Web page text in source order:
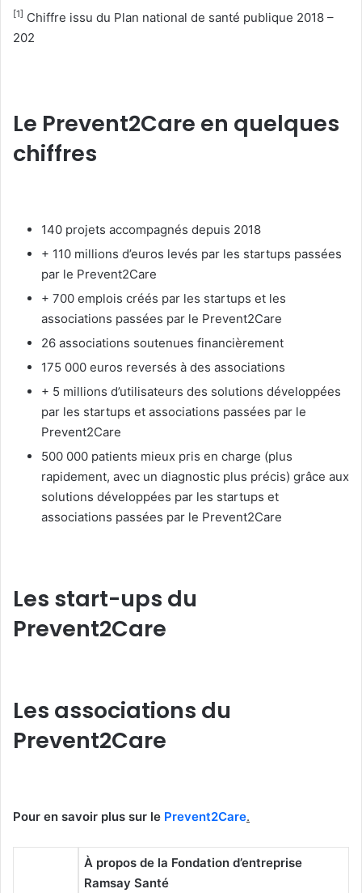
[1] Chiffre issu du Plan national de santé publique 2018 –
202
Le Prevent2Care en quelques
chiffres
140 projets accompagnés depuis 2018
+ 110 millions d’euros levés par les startups passées
par le Prevent2Care
+ 700 emplois créés par les startups et les
associations passées par le Prevent2Care
26 associations soutenues financièrement
175 000 euros reversés à des associations
+ 5 millions d’utilisateurs des solutions développées
par les startups et associations passées par le
Prevent2Care
500 000 patients mieux pris en charge (plus
rapidement, avec un diagnostic plus précis) grâce aux
solutions développées par les startups et
associations passées par le Prevent2Care
Les start-ups du
Prevent2Care
Les associations du
Prevent2Care
Pour en savoir plus sur le Prevent2Care.
À propos de la Fondation d’entreprise
Ramsay Santé